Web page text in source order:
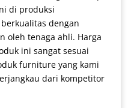
di produksi
dengan
oleh tenaga ahli. Harga
ini sangat sesuai
furniture yang kami
dari kompetitor